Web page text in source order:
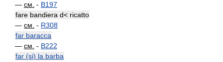
— см. - B197
fare bandiera d< ricatto
— см. - R308
far baracca
— см. - B222
far (si) la barba